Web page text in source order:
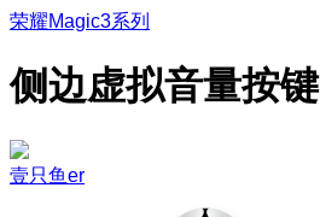
荣耀Magic3系列
侧边虚拟音量按键
壹只鱼er